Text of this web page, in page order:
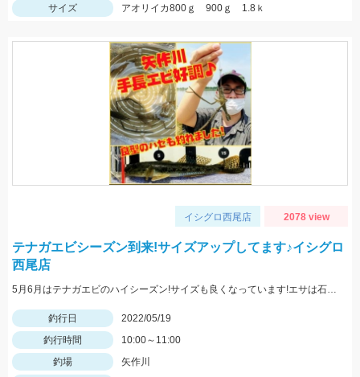
サイズ
アオリイカ800ｇ 900ｇ 1.8ｋ
イシグロ西尾店 2078 view
テナガエビシーズン到来!サイズアップしてます♪イシグロ
西尾店
5月6月はテナガエビのハイシーズン!サイズも良くなっています!エサは石ゴカイで、小さく切ると針掛かりアップします!
釣行日
2022/05/19
釣行時間
10:00～11:00
釣場
矢作川